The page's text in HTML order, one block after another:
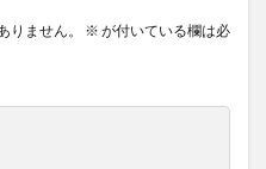
りません。 ※ が付いている欄は必